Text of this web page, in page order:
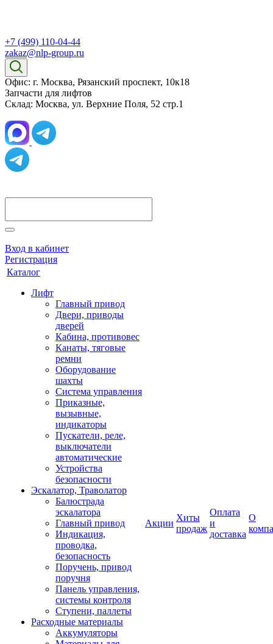
+7 (499) 110-04-44
zakaz@nlp-group.ru
Офис: г. Москва, Рязанский проспект, 10к18
Запчасти для лифтов
Склад: Москва, ул. Верхние Поля, 52 стр.1
Вход в кабинет
Регистрация
Каталог
Лифт
Главный привод
Двери, приводы
дверей
Кабина, противовес
Канаты, тяговые
ремни
Оборудование
шахты
Система управления
Приказные,
вызывные,
индикаторы
Пускатели, реле,
выключатели
автоматические
Устройства
безопасности
Эскалатор, Траволатор
Балюстрада
эскалатора
Главный привод
Индикация,
проводка,
безопасность
Поручень, привод
поручня
Панель управления,
системы контроля
Ступени, паллеты
Расходные материалы
Аккумуляторы
Акции
Хиты
продаж
Оплата
и
доставка
О